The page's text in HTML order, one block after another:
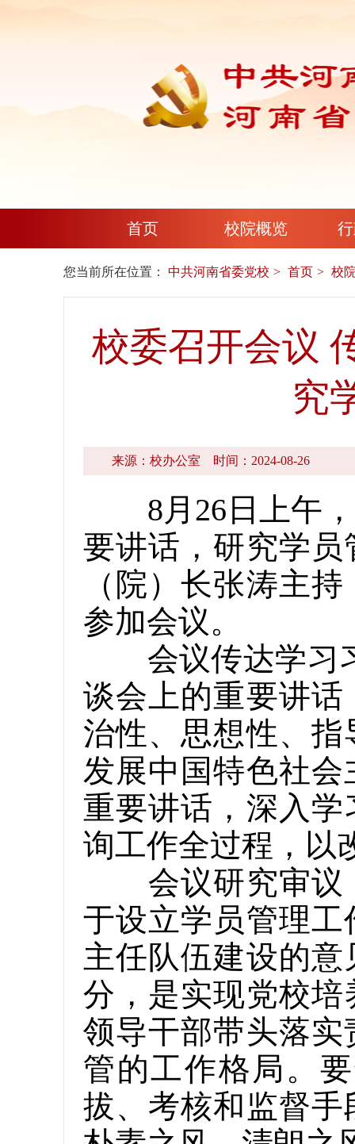
首页 校院概览
您当前所在位置： 中共河南省委党校 首页 校
校委召开会议
究
来源：校办公室 时间：2024-08-26
8月26日上午，
要讲话，研究学
（院）长张涛主
参加会议。
会议传达学习习
谈会上的重要讲
治性、思想性、
发展中国特色社
重要讲话，深入
询工作全过程，以
会议研究审议《
于设立学员管理
主任队伍建设的
分，是实现党校
领导干部带头落
管的工作格局。
拔、考核和监督